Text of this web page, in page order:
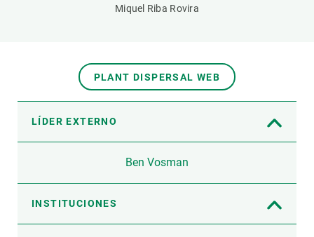
Miquel Riba Rovira
PLANT DISPERSAL WEB
LÍDER EXTERNO
Ben Vosman
INSTITUCIONES